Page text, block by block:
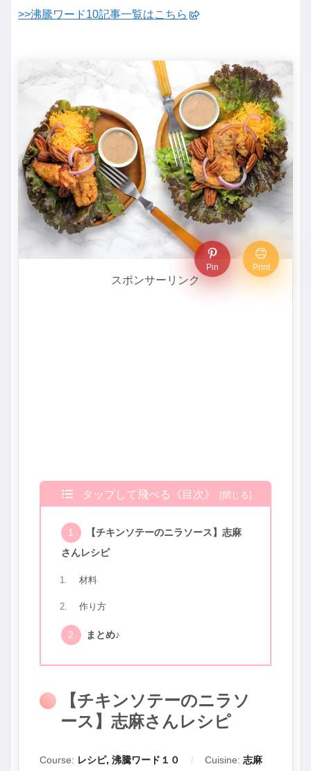
>>沸騰ワード10記事一覧はこちら
Pin Print
スポンサーリンク
タップして飛べる《目次》
【チキンソテーのニラソース】志麻
さんレシピ
材料
作り方
まとめ♪
【チキンソテーのニラソ
ース】志麻さんレシピ
Course: レシピ, 沸騰ワード１０ Cuisine: 志麻